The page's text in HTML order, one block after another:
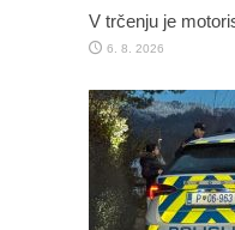
V trčenju je
6. 8. 2026